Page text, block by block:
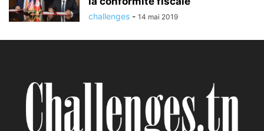
challenges - 14 mai 2019